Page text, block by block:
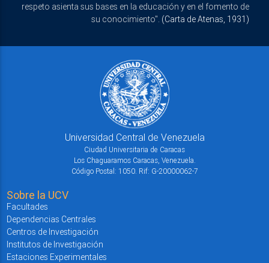
respeto asienta sus bases en la educación y en el fomento de
su conocimiento". (Carta de Atenas, 1931)
Universidad Central de Venezuela
Ciudad Universitaria de Caracas
Los Chaguaramos Caracas, Venezuela.
Código Postal: 1050. Rif: G-20000062-7
Sobre la UCV
Facultades
Dependencias Centrales
Centros de Investigación
Institutos de Investigación
Estaciones Experimentales